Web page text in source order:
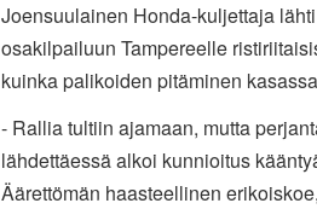
Joensuulainen Honda-kuljettaja
osakilpailuun Tampereelle
kuinka palikoiden pitäminen
- Rallia tultiin ajamaan, mutta
lähdettäessä alkoi kunnioitus
Äärettömän haasteellinen